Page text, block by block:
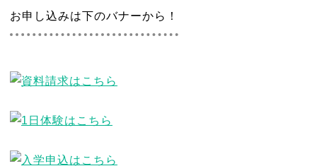
お申し込みは下のバナーから！